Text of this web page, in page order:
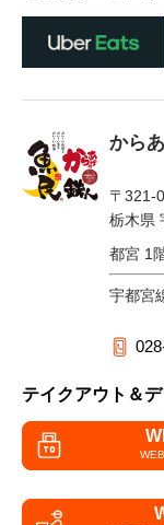
から
〒321-
栃木県
都宮 1
宇都宮
テイクアウト＆